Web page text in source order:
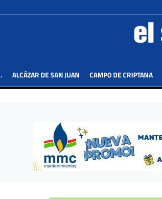
ALCÁZAR DE SAN JUAN CAMPO DE CRIPTANA